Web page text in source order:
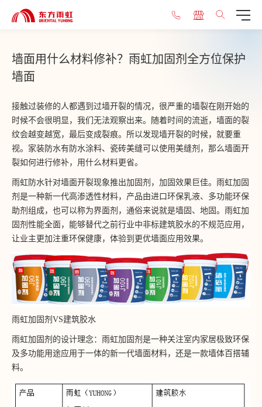
墙面用什么材料修补？雨虹加固剂全方位保护
墙面
接触过装修的人都遇到过墙开裂的情况，很严重的墙裂在刚开始的
时候不会很明显，我们无法观察出来。随着时间的流逝，墙面的裂
纹会越变越宽，最后变成裂痕。所以发现墙开裂的时候，就要重
视。家装防水有防水涂料、瓷砖美缝可以使用美缝剂，那么墙面开
裂如何进行修补，用什么材料更省。
雨虹防水针对墙面开裂现象推出加固剂，加固效果巨佳。雨虹加固
剂是一种新一代高渗透性材料，产品由进口环保乳液、多功能环保
助剂组成，也可以称为界面剂，通俗来说就是墙固、地固。雨虹加
固剂性能全面，能够替代之前行业中非标建筑胶水的不规范应用，
让业主更加注重环保健康，体验到更优墙面应用效果。
雨虹加固剂VS建筑胶水
雨虹加固剂的设计理念：雨虹加固剂是一种关注室内家居极致环保
及多功能用途应用于一体的新一代墙面材料，还是一款墙体百搭辅
料。